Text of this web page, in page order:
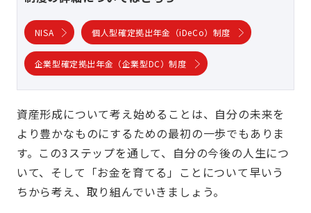
NISA 個人型確定拠出年金（iDeCo）制度
企業型確定拠出年金（企業型DC）制度
資産形成について考え始めることは、自分の未来を
より豊かなものにするための最初の一歩でもありま
す。この3ステップを通して、自分の今後の人生につ
いて、そして「お金を育てる」ことについて早いう
ちから考え、取り組んでいきましょう。